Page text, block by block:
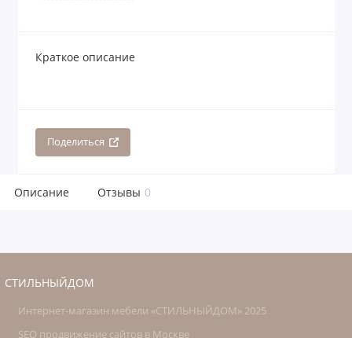
Краткое описание
Поделиться
Описание Отзывы 0
СТИЛЬНЫЙДОМ
Интернет-магазин мебели «СТИЛЬНЫЙДОМ» 2025
SEO продвижение сайтов в Москве